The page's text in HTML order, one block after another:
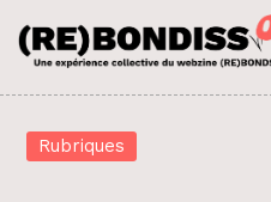
Rubriques